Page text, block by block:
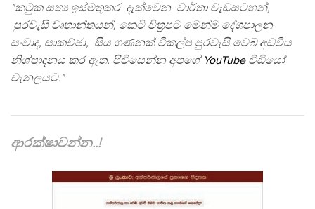
"කටුක සත්‍ය ඉස්මතුකර දැක්වෙන වාර්තා වැඩසටහන්,
පුරවැසි වෘතාන්තයන්, කෙටි චිත්‍රපට මෙන්ම දේශපාලන
සංවාද, සාකච්ඡා, සිය ගණනක් විකල්ප පුරවැසි වෙබ් අඩවිය
නිශ්පාදනය කර ඇත. පිවිසෙන්න අපගේ YouTubeවීඩියෝ
චැනලයට."
ආරක්ෂාවන්න..!